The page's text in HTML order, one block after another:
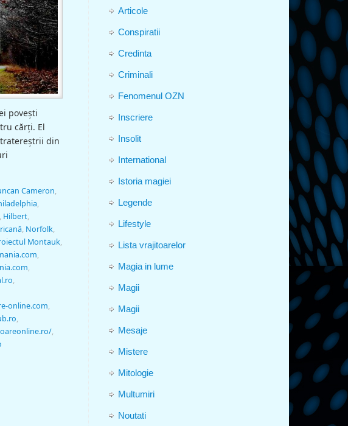
poveşti
cărţi. El
din
Cameron,
,
, Hilbert,
, Norfolk,
Montauk,
,
,
,
online.com,
,
,
Articole
Conspiratii
Credinta
Criminali
Fenomenul OZN
Inscriere
Insolit
International
Istoria magiei
Legende
Lifestyle
Lista vrajitoarelor
Magia in lume
Magii
Magii
Mesaje
Mistere
Mitologie
Multumiri
Noutati